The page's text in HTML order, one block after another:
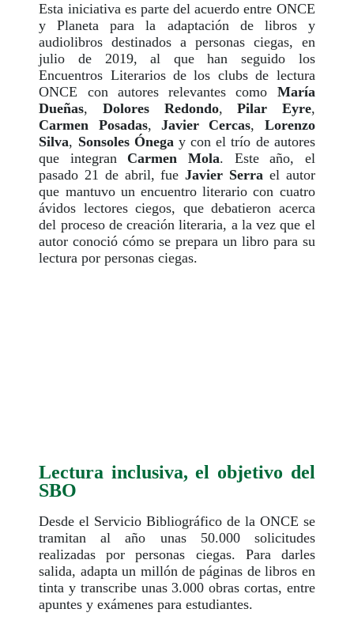
Esta iniciativa es parte del acuerdo entre ONCE
y Planeta para la adaptación de libros y
audiolibros destinados a personas ciegas, en
julio de 2019, al que han seguido los
Encuentros Literarios de los clubs de lectura
ONCE con autores relevantes como María
Dueñas, Dolores Redondo,Pilar Eyre,
Carmen Posadas,Javier Cercas, Lorenzo
Silva, Sonsoles Ónegay con el trío de autores
que integran Carmen Mola. Este año, el
pasado 21 de abril, fueJavier Serra el autor
que mantuvo un encuentro literario con cuatro
ávidos lectores ciegos, que debatieron acerca
del proceso de creación literaria, a la vez que el
autor conoció cómo se prepara un libro para su
lectura por personas ciegas.
Lectura inclusiva, el objetivo del
SBO
Desde el Servicio Bibliográfico de la ONCE se
tramitan al año unas 50.000 solicitudes
realizadas por personas ciegas. Para darles
salida, adapta un millón de páginas de libros en
tinta y transcribe unas 3.000 obras cortas, entre
apuntes y exámenes para estudiantes.